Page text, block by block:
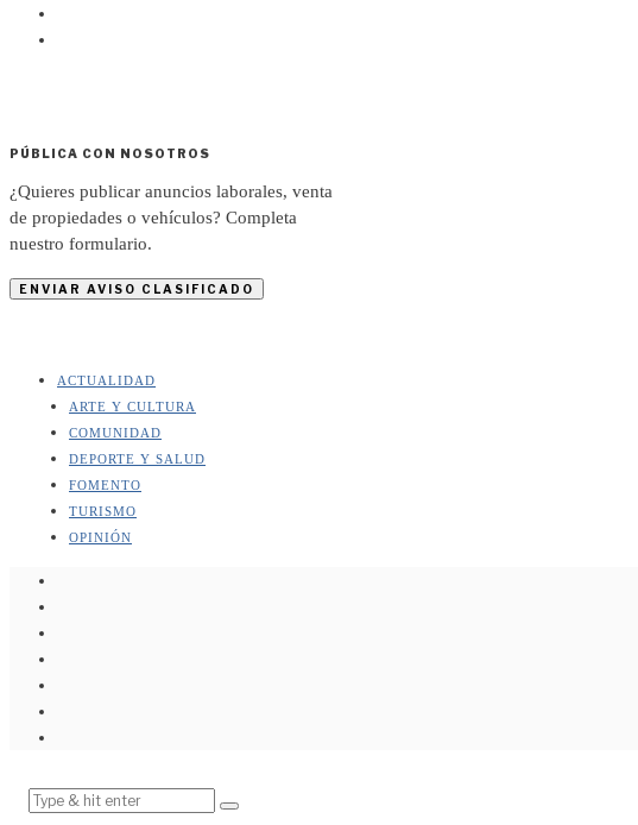
PÚBLICA CON NOSOTROS
¿Quieres publicar anuncios laborales, venta
de propiedades o vehículos? Completa
nuestro formulario.
ENVIAR AVISO CLASIFICADO
ACTUALIDAD
ARTE Y CULTURA
COMUNIDAD
DEPORTE Y SALUD
FOMENTO
TURISMO
OPINIÓN